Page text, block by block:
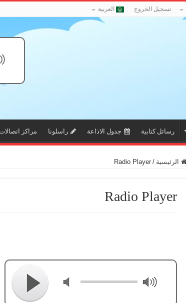
تسجيل الخروج العربية
رسائل كتابية جدول الاذاعة راسلونا مراكز
الرئيسية /
Radio Player
Radio Player